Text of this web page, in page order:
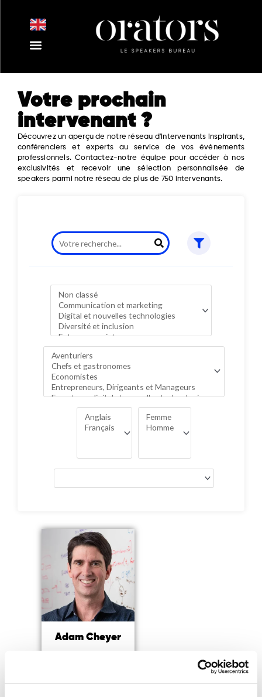
Votre prochain
intervenant ?
Découvrez un aperçu de notre réseau d'intervenants inspirants,
conférenciers et experts au service de vos événements
professionnels. Contactez-notre équipe pour accéder à nos
exclusivités et recevoir une sélection personnalisée de
speakers parmi notre réseau de plus de 750 intervenants.
Adam Cheyer